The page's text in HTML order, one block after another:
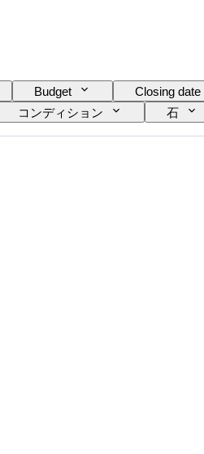
Budget Closing date
コンディション 石
ラー 商品表記サイズ